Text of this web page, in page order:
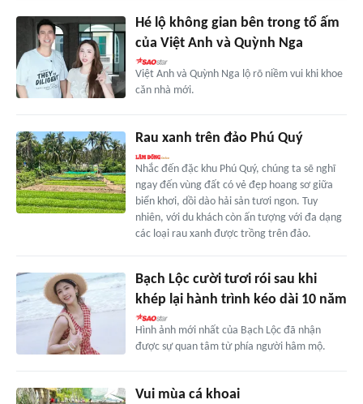
Hé lộ không gian bên trong tổ ấm
của Việt Anh và Quỳnh Nga
Việt Anh và Quỳnh Nga lộ rõ niềm vui khi khoe
căn nhà mới.
Rau xanh trên đảo Phú Quý
Nhắc đến đặc khu Phú Quý, chúng ta sẽ nghĩ
ngay đến vùng đất có vẻ đẹp hoang sơ giữa
biển khơi, dồi dào hải sản tươi ngon. Tuy
nhiên, với du khách còn ấn tượng với đa dạng
các loại rau xanh được trồng trên đảo.
Bạch Lộc cười tươi rói sau khi
khép lại hành trình kéo dài 10 năm
Hình ảnh mới nhất của Bạch Lộc đã nhận
được sự quan tâm từ phía người hâm mộ.
Vui mùa cá khoai